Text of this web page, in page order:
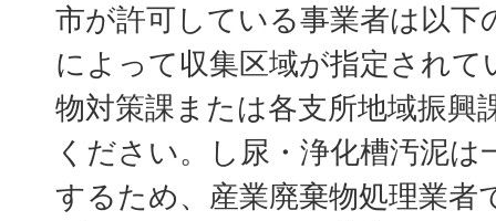
市が許可している事業者は以下
によって収集区域が指定されて
物対策課または各支所地域振興
ください。し尿・浄化槽汚泥は
するため、産業廃棄物処理業者